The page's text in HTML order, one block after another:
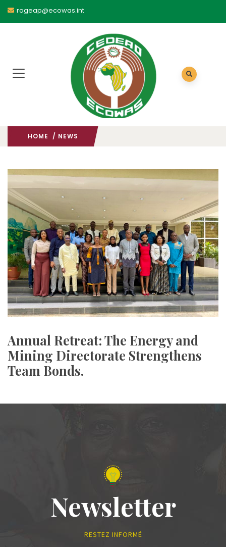
rogeap@ecowas.int
HOME / NEWS
Annual Retreat: The Energy and
Mining Directorate Strengthens
Team Bonds.
Newsletter
RESTEZ INFORMÉ